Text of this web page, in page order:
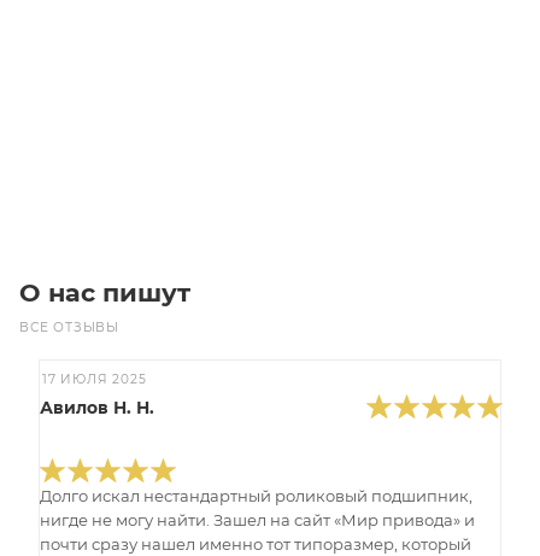
О нас пишут
ВСЕ ОТЗЫВЫ
17 ИЮЛЯ 2025
Авилов Н. Н.
Долго искал нестандартный роликовый подшипник,
нигде не могу найти. Зашел на сайт «Мир привода» и
почти сразу нашел именно тот типоразмер, который